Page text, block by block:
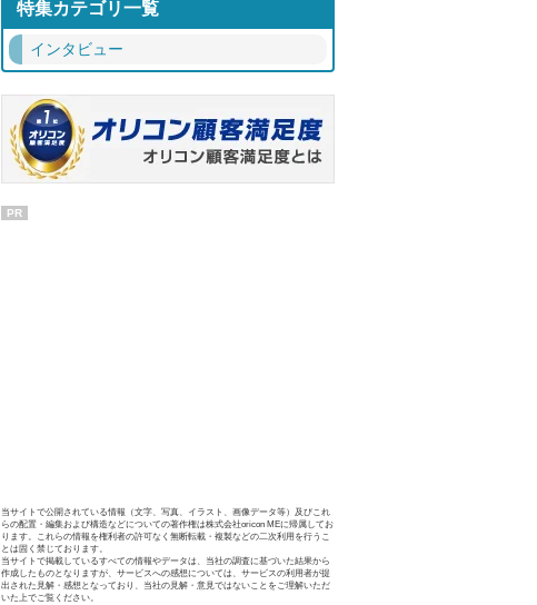
特集カテゴリ一覧
インタビュー
PR
当サイトで公開されている情報（文字、写真、イラスト、画像データ等）及びこれ
らの配置・編集および構造などについての著作権は株式会社oricon MEに帰属してお
ります。これらの情報を権利者の許可なく無断転載・複製などの二次利用を行うこ
とは固く禁じております。
当サイトで掲載しているすべての情報やデータは、当社の調査に基づいた結果から
作成したものとなりますが、サービスへの感想については、サービスの利用者が提
出された見解・感想となっており、当社の見解・意見ではないことをご理解いただ
いた上でご覧ください。